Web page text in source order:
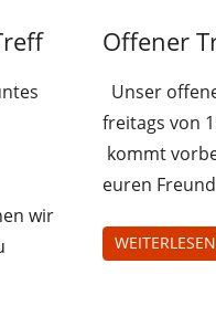
wir
Juz-
Offener
Unser
freitags von
kommt
euren
WEITERLESEN